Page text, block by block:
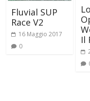
Fluvial SUP
Race V2
16 Maggio 2017
0
Il